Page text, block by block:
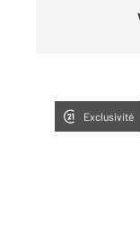
Exclusivité